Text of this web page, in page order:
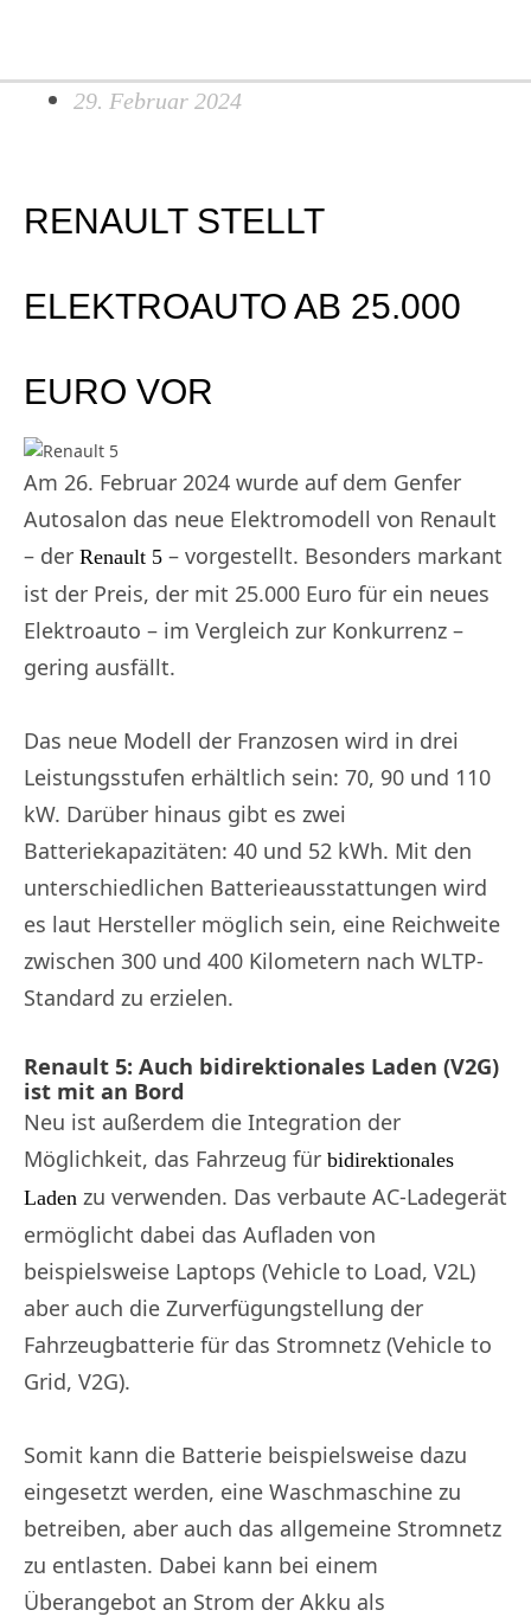
29. Februar 2024
RENAULT STELLT
ELEKTROAUTO AB 25.000
EURO VOR
Am 26. Februar 2024 wurde auf dem Genfer
Autosalon das neue Elektromodell von Renault
– der Renault 5 – vorgestellt. Besonders markant
ist der Preis, der mit 25.000 Euro für ein neues
Elektroauto – im Vergleich zur Konkurrenz –
gering ausfällt.
Das neue Modell der Franzosen wird in drei
Leistungsstufen erhältlich sein: 70, 90 und 110
kW. Darüber hinaus gibt es zwei
Batteriekapazitäten: 40 und 52 kWh. Mit den
unterschiedlichen Batterieausstattungen wird
es laut Hersteller möglich sein, eine Reichweite
zwischen 300 und 400 Kilometern nach WLTP-
Standard zu erzielen.
Renault 5: Auch bidirektionales Laden (V2G)
ist mit an Bord
Neu ist außerdem die Integration der
Möglichkeit, das Fahrzeug für bidirektionales
Laden zu verwenden. Das verbaute AC-Ladegerät
ermöglicht dabei das Aufladen von
beispielsweise Laptops (Vehicle to Load, V2L)
aber auch die Zurverfügungstellung der
Fahrzeugbatterie für das Stromnetz (Vehicle to
Grid, V2G).
Somit kann die Batterie beispielsweise dazu
eingesetzt werden, eine Waschmaschine zu
betreiben, aber auch das allgemeine Stromnetz
zu entlasten. Dabei kann bei einem
Überangebot an Strom der Akku als